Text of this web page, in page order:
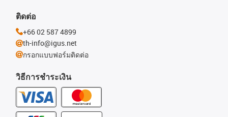
วิธีการชำระเงิน
ติดต่อ
+66 02 587 4899
th-info@igus.net
กรอกแบบฟอร์มติดต่อ